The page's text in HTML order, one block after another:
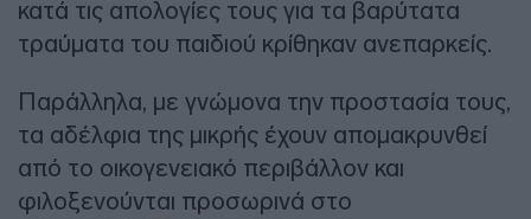
κατά τις απολογίες τους για τα βαρύτατα
τραύματα του παιδιού κρίθηκαν ανεπαρκείς.
Παράλληλα, με γνώμονα την προστασία τους,
τα αδέλφια της μικρής έχουν απομακρυνθεί
από το οικογενειακό περιβάλλον και
φιλοξενούνται προσωρινά στο